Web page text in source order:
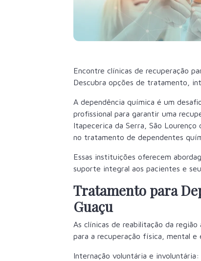
Encontre clínicas de recuperação
Descubra opções de tratamento,
A dependência química é um
profissional para garantir uma
Itapecerica da Serra, São
no tratamento de dependentes
Essas instituições oferecem
suporte integral aos pacientes e
Tratamento para
Guaçu
As clínicas de reabilitação da
para a recuperação física, mental
Internação voluntária e